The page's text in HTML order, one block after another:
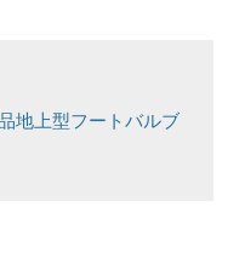
地上型フートバルブ